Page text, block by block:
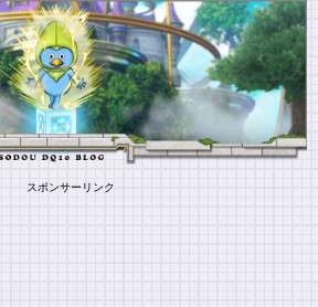
スポンサーリンク